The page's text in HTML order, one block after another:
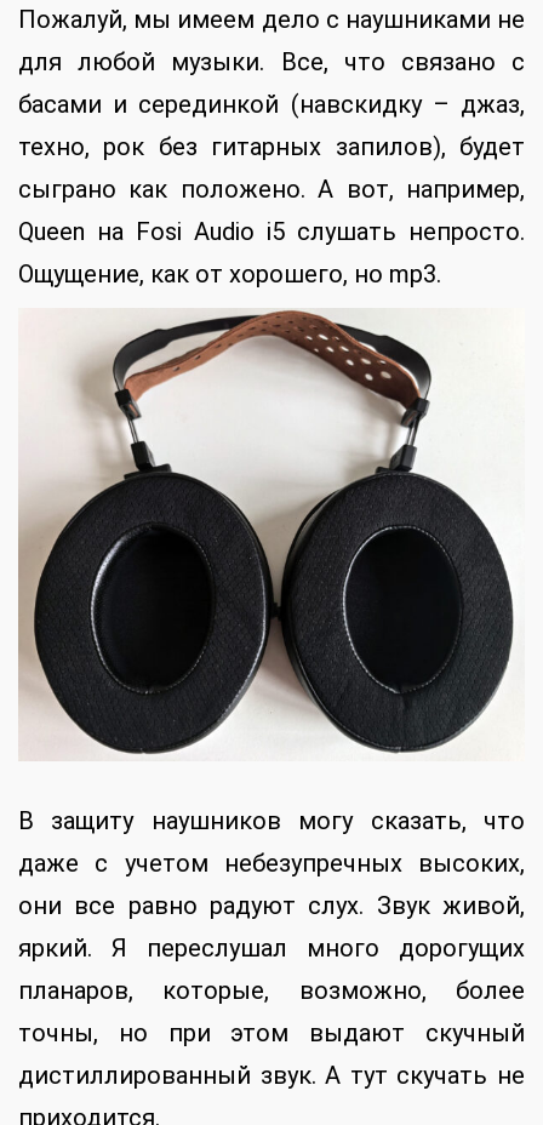
Пожалуй, мы имеем дело с наушниками не
для любой музыки. Все, что связано с
басами и серединкой (навскидку – джаз,
техно, рок без гитарных запилов), будет
сыграно как положено. А вот, например,
Queen на Fosi Audio i5 слушать непросто.
Ощущение, как от хорошего, но mp3.
В защиту наушников могу сказать, что
даже с учетом небезупречных высоких,
они все равно радуют слух. Звук живой,
яркий. Я переслушал много дорогущих
планаров, которые, возможно, более
точны, но при этом выдают скучный
дистиллированный звук. А тут скучать не
приходится.